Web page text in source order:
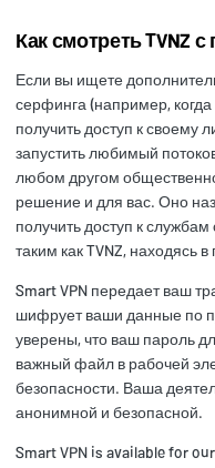
Как смотреть TVNZ
Если вы ищете
серфинга (например,
получить доступ к своему
запустить любимый
любом другом
решение и для вас. Оно
получить доступ к
таким как TVNZ, находясь в
Smart VPN передает ваш
шифрует ваши данные по
уверены, что ваш пароль
важный файл в рабочей
безопасности. Ваша
анонимной и безопасной.
Smart VPN is available for